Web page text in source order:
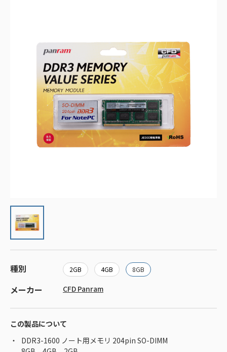
種別 2GB 4GB 8GB
メーカー CFD Panram
この製品について
DDR3-1600 ノート用メモリ 204pin SO-DIMM